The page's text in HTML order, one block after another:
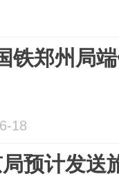
铁郑州局
18
预计发送